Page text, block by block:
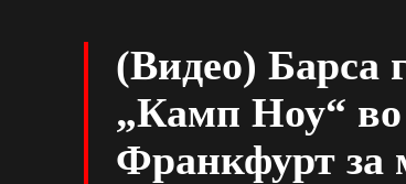
(Видео) Барса
„Камп Ноу“
Франкфурт за